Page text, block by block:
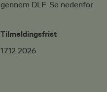
gennem DLF. Se nedenfor
Tilmeldingsfrist
17.12.2026